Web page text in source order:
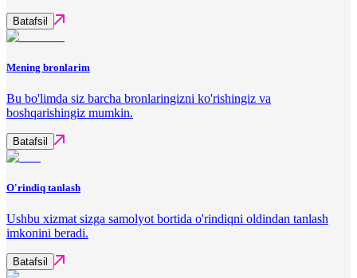
Batafsil
Mening bronlarim
Bu bo'limda siz barcha bronlaringizni ko'rishingiz va
boshqarishingiz mumkin.
Batafsil
O'rindiq tanlash
Ushbu xizmat sizga samolyot bortida o'rindiqni oldindan tanlash
imkonini beradi.
Batafsil